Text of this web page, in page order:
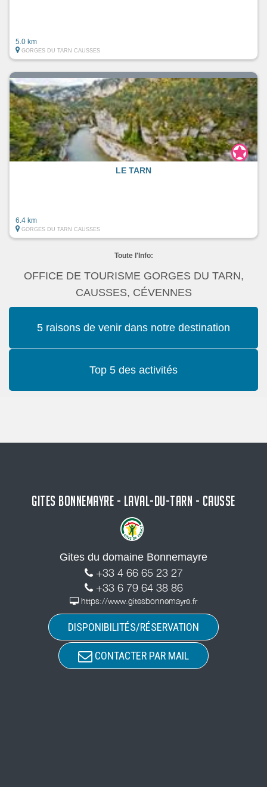
5.0 km
GORGES DU TARN CAUSSES
LE TARN
6.4 km
GORGES DU TARN CAUSSES
Toute l'Info:
OFFICE DE TOURISME GORGES DU TARN,
CAUSSES, CÉVENNES
5 raisons de venir dans notre destination
Top 5 des activités
GITES BONNEMAYRE - LAVAL-DU-TARN - CAUSSE
Gites du domaine Bonnemayre
+33 4 66 65 23 27
+33 6 79 64 38 86
https://www.gitesbonnemayre.fr
DISPONIBILITÉS/RÉSERVATION
CONTACTER PAR MAIL